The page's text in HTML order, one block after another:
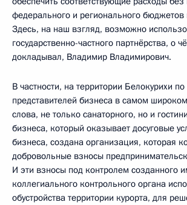
федерального и регионального
Здесь, на наш взгляд, возможно
государственно-частного партнёрства, о
докладывал, Владимир Владимирович.
В частности, на территории Белокурихи
представителей бизнеса в самом
слова, не только санаторного, но и
бизнеса, который оказывает досуговые
бизнеса, создана организация, которая
добровольные взносы
И эти взносы под контролем созданного
коллегиального контрольного органа
обустройства территории курорта, для